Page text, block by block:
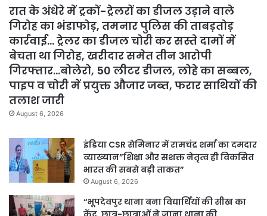
रात के अंधेरे में ट्रकों-ट्रेलरों का डीजल उड़ाने वाले
गिरोह का भंडाफोड़, तमनार पुलिस की ताबड़तोड़
कार्रवाई… ट्रेलर का डीजल चोरी कर सस्ते दामों में
बेचता था गिरोह, खरीदार समेत तीन आरोपी
गिरफ्तार…बोलेरो, 50 लीटर डीजल, लोहे का सब्बल,
पाइप व चोरी में प्रयुक्त औजार जब्त, फरार साथियों की
तलाश जारी
August 6, 2026
इंडिया CSR सेमिनार में रामचंद्र शर्मा का दमदार
व्याख्यान”शिक्षा और सशक्त नेतृत्व ही विकसित
भारत की सबसे बड़ी ताकत”
August 6, 2026
“भूपदेवपुर थाना बना विद्यार्थियों की सीख का